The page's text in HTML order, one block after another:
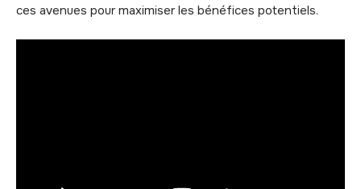
ces avenues pour maximiser les bénéfices potentiels.